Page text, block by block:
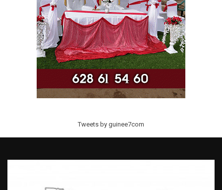
Tweets by guinee7com